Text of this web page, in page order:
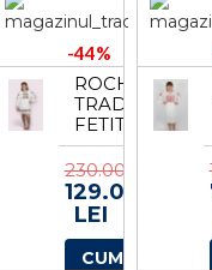
-44%
ROCHIE
TRADITIONALA
FETITE
MATILDA
230.00
129.00
LEI
CUMPARA